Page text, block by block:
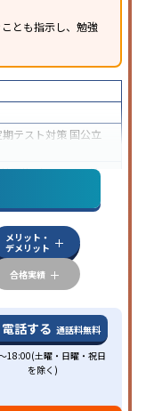
とも指示し、勉強
テスト対策 国公立
可能オンライン対
メリット・
デメリット
合格実績
電話する 通話料無料
18:00(土曜・日曜・祝日
を除く)